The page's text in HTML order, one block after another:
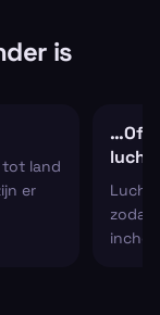
is
tot land
er
…Of
zodat